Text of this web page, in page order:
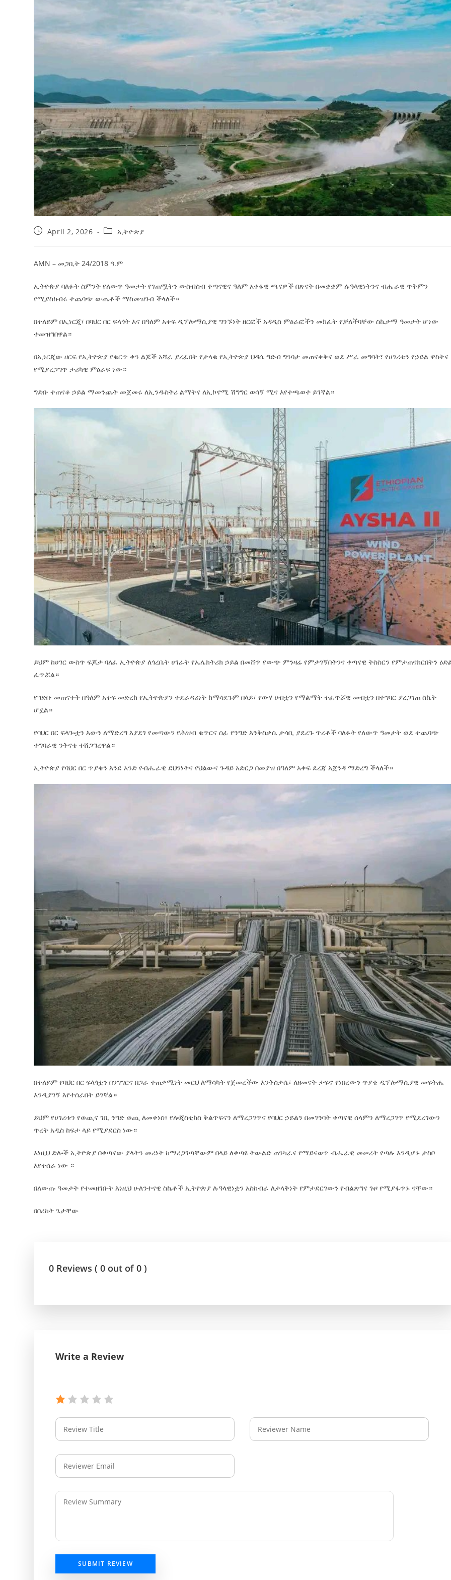
ኢትዮጵያ የቀጣናውን ኢኮኖሚያዊ ገጽታ በአዲስ
መልኩ እየቀረጸች ነው-ፈርስት ፖስት
August 7, 2026
የኢትዮጵያ ኢኮኖሚ ከቡና ባሻገር
August 5, 2026
2ኛው የአዲስ ሚዲያ ኔትዎርክ አመራሮች እና
ሠራተኞች ስፖርት ፌስቲቫል በቴሌቪዥን ዘርፍ
August 1, 2026
ተቃውሞ የበዛበት የፊፋ አዲሱ እቅድ
July 30, 2026
አዲስ ሚዲያ ኔትዎርክ በይዘት ስራዎቹ
ትርክትን በማረም እና የወል ትርክትን
ሃላፊነቱን እየተወጣ ይገኛል
AmnAdmin
April 2, 2026 ኢትዮጵያ
AMN – መጋቢት 24/2018 ዓ.ም
ኢትዮጵያ ባለፉት ስምንት የለውጥ ዓመታት የገጠሟትን ውስብስብ ቀጣናዊና ዓለም አቀፋዊ ጫናዎች በጽናት በመቋቋም ሉዓላዊነትንና ብሔራዊ ጥቅምን
የሚያስከብሩ ተጨባጭ ውጤቶች ማስመዝገብ ችላለች።
በተለይም በኢነርጂ፣ በባህር በር ፍላጎት እና በዓለም አቀፍ ዲፕሎማሲያዊ ግንኙነት ዘርፎች አዳዲስ ምዕራፎችን መክፈት የቻለችባቸው ስኬታማ ዓመታት ሆነው
ተመዝግበዋል።
በኢነርጂው ዘርፍ የኢትዮጵያ የቁርጥ ቀን ልጆች አሻራ ያረፈበት የታላቁ የኢትዮጵያ ህዳሴ ግድብ ግንባታ መጠናቀቅና ወደ ሥራ መግባት፣ የሀገሪቱን የኃይል ዋስትና
የሚያረጋግጥ ታሪካዊ ምዕራፍ ነው።
ግድቡ ተጠናቆ ኃይል ማመንጨት መጀመሩ ለኢንዱስትሪ ልማትና ለኢኮኖሚ ሽግግር ወሳኝ ሚና እየተጫወተ ይገኛል።
ይህም ከሀገር ውስጥ ፍጆታ ባለፈ ኢትዮጵያ ለጎረቤት ሀገራት የኤሌክትሪክ ኃይል በመሸጥ የውጭ ምንዛሬ የምታገኝበትንና ቀጣናዊ ትስስርን የምታጠናክርበትን
ፈጥሯል።
የግድቡ መጠናቀቅ በዓለም አቀፍ መድረክ የኢትዮጵያን ተደራዳሪነት ከማሳደጉም በላይ፣ የውሃ ሀብቷን የማልማት ተፈጥሯዊ መብቷን በተግባር ያረጋገጠ ስኬት
ሆኗል።
የባህር በር ፍላጐቷን እውን ለማድረግ እያደገ የመጣውን የሕዝብ ቁጥርና ሰፊ የንግድ እንቅስቃሴ ታሳቢ ያደረጉ ጥረቶች ባለፉት የለውጥ ዓመታት ወደ ተጨባጭ
ተግባራዊ ንቅናቄ ተሸጋግረዋል።
ኢትዮጵያ የባህር በር ጥያቄን እንደ አንድ የብሔራዊ ደህንነትና የህልውና ጉዳይ አድርጋ በመያዝ በዓለም አቀፍ ደረጃ አጀንዳ ማድረግ ችላለች።
በተለይም የባህር በር ፍላጎቷን በንግግርና በጋራ ተጠቃሚነት መርህ ለማሳካት የጀመረችው እንቅስቃሴ፣ ለዘመናት ታፍኖ የነበረውን ጥያቄ ዲፕሎማሲያዊ መፍትሔ
እንዲያገኝ እየተሰራበት ይገኛል።
ይህም የሀገሪቱን የወጪና ገቢ ንግድ ወጪ ለመቀነስ፣ የሎጂስቲክስ ቅልጥፍናን ለማረጋገጥና የባህር ኃይልን በመገንባት ቀጣናዊ ሰላምን ለማረጋገጥ የሚደረገውን
ጥረት አዲስ ከፍታ ላይ የሚያደርስ ነው።
እነዚህ ድሎች ኢትዮጵያ በቀጣናው ያላትን መሪነት ከማረጋገጣቸውም በላይ ለቀጣዩ ትውልድ ጠንካራና የማይናወጥ ብሔራዊ መሠረት የጣሉ እንዲሆኑ ታስቦ
እየተሰራ ነው ።
በለውጡ ዓመታት የተመዘገቡት እነዚህ ሁለንተናዊ ስኬቶች ኢትዮጵያ ሉዓላዊነቷን አስከብራ ለታላቅነት የምታደርገውን የብልጽግና ጉዞ የሚያፋጥኑ ናቸው።
በበረከት ጌታቸው
0 Reviews ( 0 out of 0 )
Write a Review
SUBMIT REVIEW